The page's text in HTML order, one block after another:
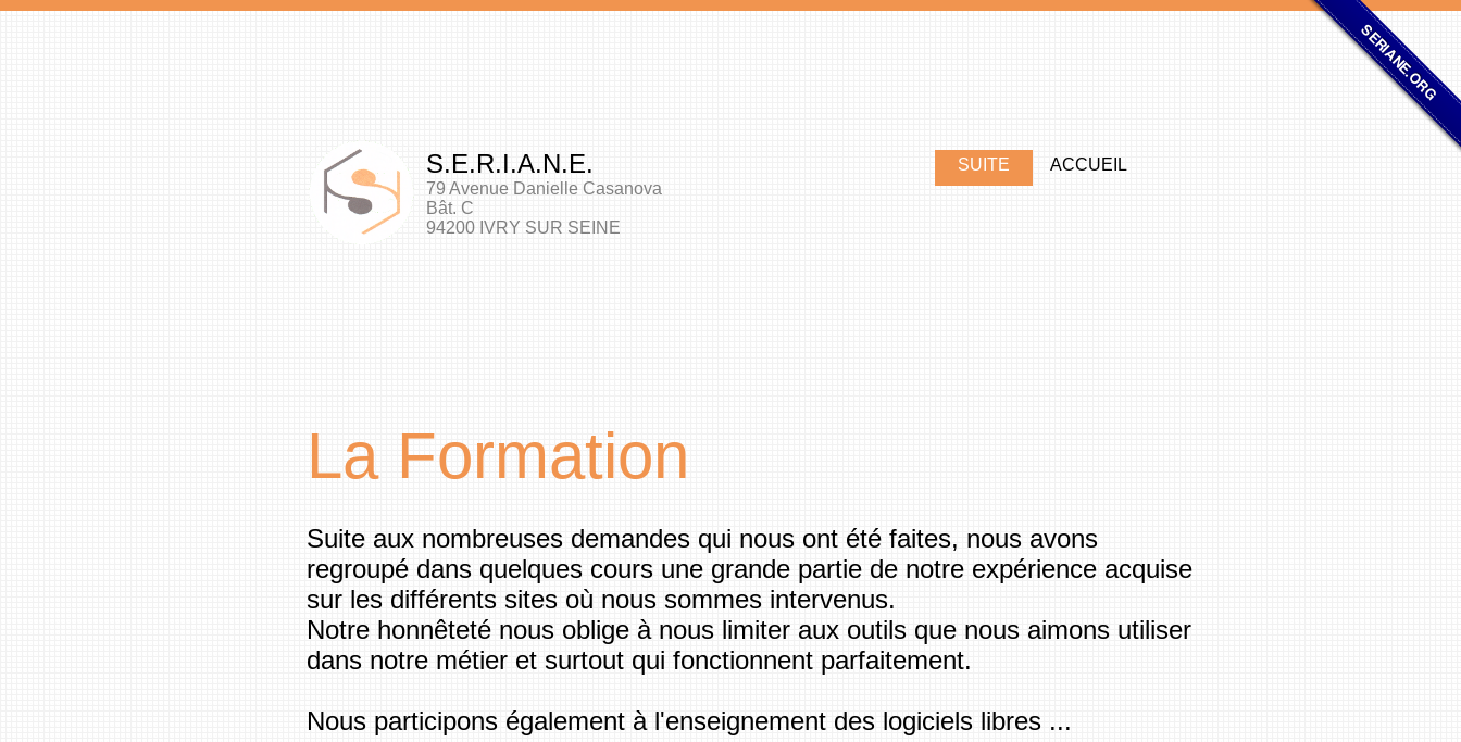
S.E.R.I.A.N.E.
79 Avenue Danielle Casanova
Bât. C
94200 IVRY SUR SEINE
SUITE ACCUEIL
La Formation
Suite aux nombreuses demandes qui nous ont été faites, nous avons
regroupé dans quelques cours une grande partie de notre expérience acquise
sur les différents sites où nous sommes intervenus.
Notre honnêteté nous oblige à nous limiter aux outils que nous aimons utiliser
dans notre métier et surtout qui fonctionnent parfaitement.
Nous participons également à l'enseignement des logiciels libres ...
SERIANE.ORG